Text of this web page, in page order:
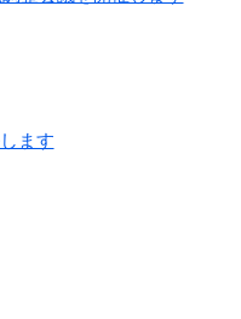
ます